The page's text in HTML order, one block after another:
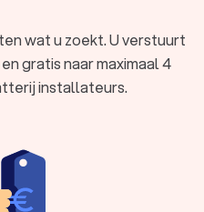
voor zonnepanelen
voordelen.
wat u zoekt. U verstuurt
gratis naar maximaal 4
installateurs.